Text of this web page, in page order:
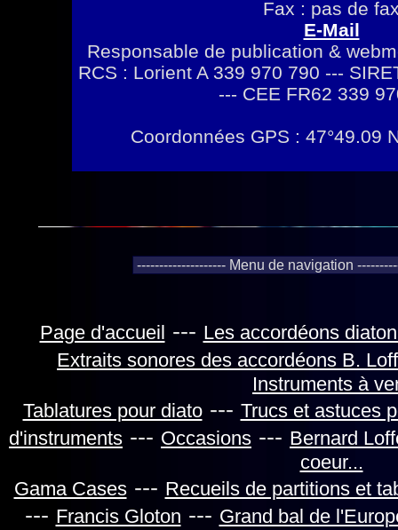
Fax : pas de
E-Mail
Responsable de publication &
RCS : Lorient A 339 970 790 ---
--- CEE FR62 339
Coordonnées GPS :
Page d'accueil --- Les accordéons
Extraits sonores des accordéons B.
Instruments à
Tablatures pour diato--- Trucs et astuces
d'instruments --- Occasions --- Bernard
coeur...
Gama Cases--- Recueils de partitions et
--- Francis Gloton --- Grand bal de